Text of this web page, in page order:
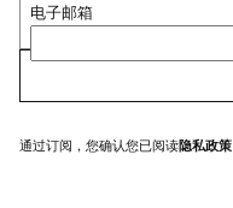
电子邮箱
通过订阅，您确认您已阅读隐私政策